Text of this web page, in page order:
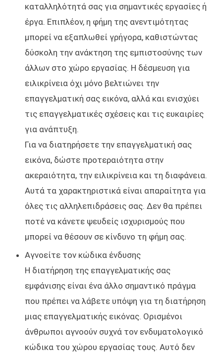
καταλληλότητά σας για σημαντικές εργασίες ή
έργα. Επιπλέον, η φήμη της ανεντιμότητας
μπορεί να εξαπλωθεί γρήγορα, καθιστώντας
δύσκολη την ανάκτηση της εμπιστοσύνης των
άλλων στο χώρο εργασίας. Η δέσμευση για
ειλικρίνεια όχι μόνο βελτιώνει την
επαγγελματική σας εικόνα, αλλά και ενισχύει
τις επαγγελματικές σχέσεις και τις ευκαιρίες
για ανάπτυξη.
Για να διατηρήσετε την επαγγελματική σας
εικόνα, δώστε προτεραιότητα στην
ακεραιότητα, την ειλικρίνεια και τη διαφάνεια.
Αυτά τα χαρακτηριστικά είναι απαραίτητα για
όλες τις αλληλεπιδράσεις σας. Δεν θα πρέπει
ποτέ να κάνετε ψευδείς ισχυρισμούς που
μπορεί να θέσουν σε κίνδυνο τη φήμη σας.
Αγνοείτε τον κώδικα ένδυσης
Η διατήρηση της επαγγελματικής σας
εμφάνισης είναι ένα άλλο σημαντικό πράγμα
που πρέπει να λάβετε υπόψη για τη διατήρηση
μιας επαγγελματικής εικόνας. Ορισμένοι
άνθρωποι αγνοούν συχνά τον ενδυματολογικό
κώδικα του χώρου εργασίας τους. Αυτό δεν